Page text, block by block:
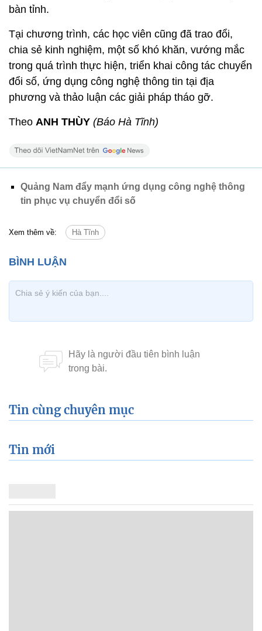
bàn tỉnh.
Tại chương trình, các học viên cũng đã trao đổi,
chia sẻ kinh nghiệm, một số khó khăn, vướng mắc
trong quá trình thực hiện, triển khai công tác chuyển
đổi số, ứng dụng công nghệ thông tin tại địa
phương và thảo luận các giải pháp tháo gỡ.
Theo ANH THÙY (Báo Hà Tĩnh)
Quảng Nam đẩy mạnh ứng dụng công nghệ thông
tin phục vụ chuyển đổi số
Xem thêm về: Hà Tĩnh
Tin cùng chuyên mục
Tin mới